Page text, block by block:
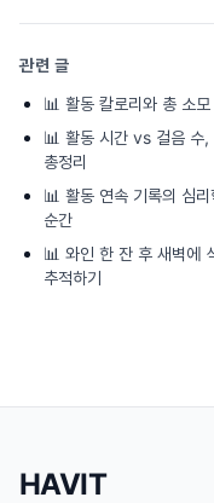
관련 글
📊 활동 칼로리와 총 소
📊 활동 시간 vs 걸음 수
총정리
📊 활동 연속 기록의 심
순간
📊 와인 한 잔 후 새벽에
추적하기
HAVIT